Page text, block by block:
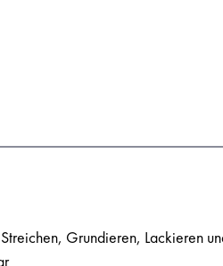
Grundieren, Lackieren